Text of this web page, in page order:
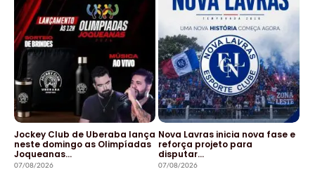
Jockey Club de Uberaba lança
neste domingo as Olimpíadas
Joqueanas…
07/08/2026
Nova Lavras inicia nova fase e
reforça projeto para
disputar…
07/08/2026